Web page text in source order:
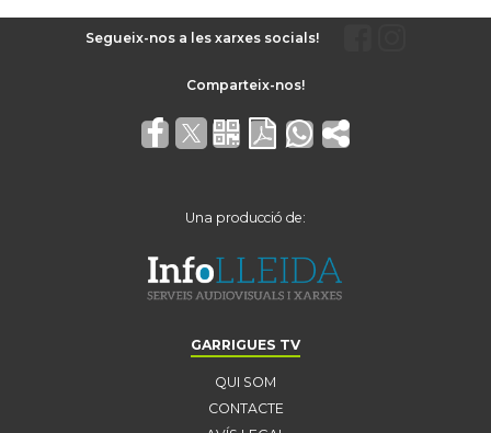
Segueix-nos a les xarxes socials!
Una producció de:
GARRIGUES TV
QUI SOM
CONTACTE